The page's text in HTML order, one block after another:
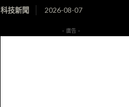
科技新聞 2026-08-07
- 廣告 -